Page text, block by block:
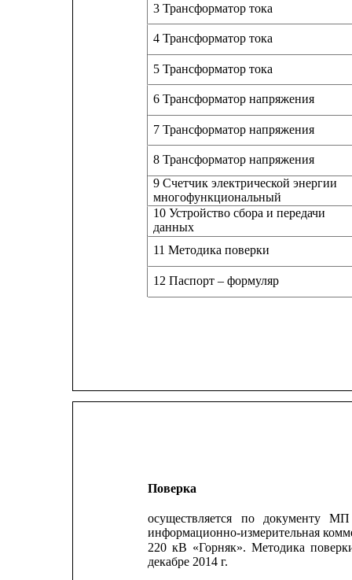
3 Трансформатор тока
4 Трансформатор тока
5 Трансформатор тока
6 Трансформатор напряжения
7 Трансформатор напряжения
8 Трансформатор напряжения
11 Методика поверки
12 Паспорт – формуляр
9 Счетчик электрической энергии
многофункциональный
10 Устройство сбора и передачи
данных
Поверка
осуществляется по документу
МП
информационно-измерительная
220 кВ «Горняк». Методика
декабре 2014 г.